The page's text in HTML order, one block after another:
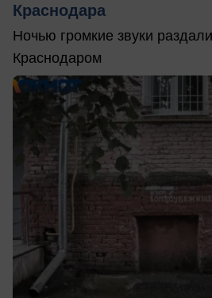
Краснодара
Ночью громкие звуки
Краснодаром